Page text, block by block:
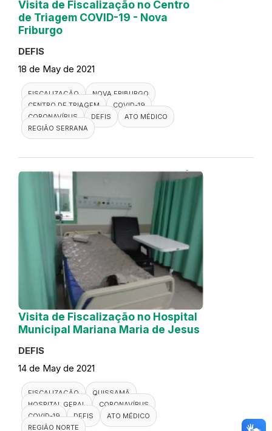
Visita de Fiscalização no Centro
de Triagem COVID-19 - Nova
Friburgo
DEFIS
18 de May de 2021
FISCALIZAÇÃO
NOVA FRIBURGO
CENTRO DE TRIAGEM
COVID-19
CORONAVÍRUS
DEFIS
ATO MÉDICO
REGIÃO SERRANA
Visita de Fiscalização no Hospital
Municipal Mariana Maria de Jesus
DEFIS
14 de May de 2021
FISCALIZAÇÃO
QUISSAMÃ
HOSPITAL GERAL
CORONAVÍRUS
COVID-19
DEFIS
ATO MÉDICO
REGIÃO NORTE